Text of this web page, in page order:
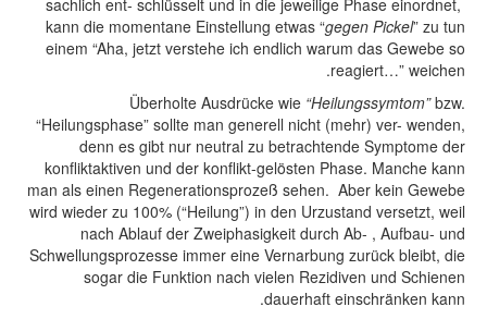
sachlich ent- schlüsselt und in die jeweilige Phase einordnet,
kann die momentane Einstellung etwas “gegen Pickel” zu tun
einem “Aha, jetzt verstehe ich endlich warum das Gewebe so
reagiert…” weichen.
Überholte Ausdrücke wie “Heilungssymtom”bzw.
“Heilungsphase” sollte man generell nicht (mehr) ver- wenden,
denn es gibt nur neutral zu betrachtende Symptome der
konfliktaktiven und der konflikt-gelösten Phase. Manche kann
man als einen Regenerationsprozeß sehen. Aber kein Gewebe
wird wieder zu 100% (“Heilung”) in den Urzustand versetzt, weil
nach Ablauf der Zweiphasigkeit durch Ab- , Aufbau- und
Schwellungsprozesse immer eine Vernarbung zurück bleibt, die
sogar die Funktion nach vielen Rezidiven und Schienen
dauerhaft einschränken kann.